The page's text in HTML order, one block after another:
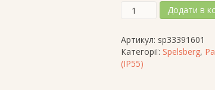
Розподільча
16-
L
(130х85х37),
Додати в
Артикул: sp33391601
Категорії: Spelsberg,
(IP55)